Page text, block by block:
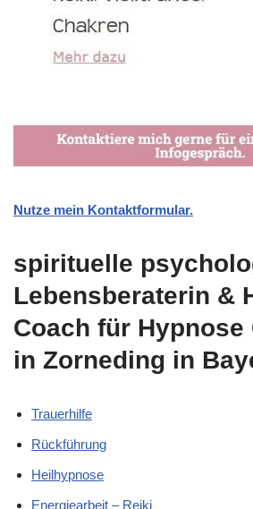
Nutze mein Kontaktformular.
spirituelle
Lebensberaterin &
Coach für Hypnose
in Zorneding in
Trauerhilfe
Rückführung
Heilhypnose
Energiearbeit – Reiki